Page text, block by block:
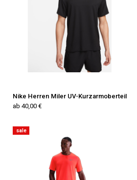
Nike Herren Miler UV-Kurzarmoberteil
ab 40,00 €
sale